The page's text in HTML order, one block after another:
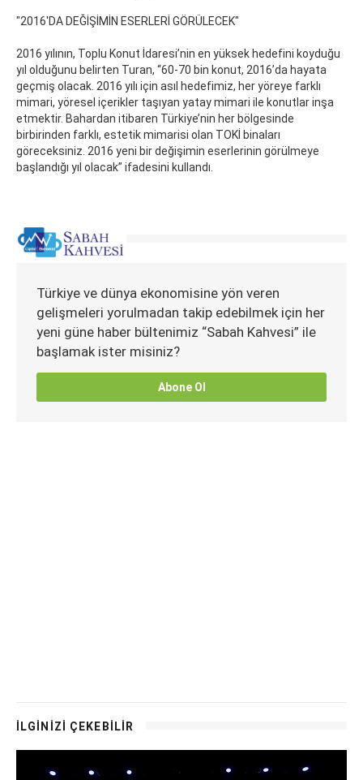
"2016'DA DEĞİŞİMİN ESERLERİ GÖRÜLECEK"
2016 yılının, Toplu Konut İdaresi’nin en yüksek hedefini koyduğu
yıl olduğunu belirten Turan, “60-70 bin konut, 2016’da hayata
geçmiş olacak. 2016 yılı için asıl hedefimiz, her yöreye farklı
mimari, yöresel içerikler taşıyan yatay mimari ile konutlar inşa
etmektir. Bahardan itibaren Türkiye’nin her bölgesinde
birbirinden farklı, estetik mimarisi olan TOKİ binaları
göreceksiniz. 2016 yeni bir değişimin eserlerinin görülmeye
başlandığı yıl olacak” ifadesini kullandı.
Türkiye ve dünya ekonomisine yön veren
gelişmeleri yorulmadan takip edebilmek için her
yeni güne haber bültenimiz “Sabah Kahvesi” ile
başlamak ister misiniz?
Abone Ol
İLGİNİZİ ÇEKEBİLİR